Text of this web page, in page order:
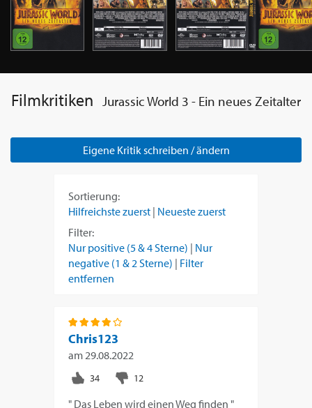
Filmkritiken Jurassic World 3 - Ein neues Zeitalter
Eigene Kritik schreiben / ändern
Sortierung:
Hilfreichste zuerst | Neueste zuerst
Filter:
Nur positive (5 & 4 Sterne) | Nur
negative (1 & 2 Sterne) | Filter
entfernen
Chris123
am 29.08.2022
" Das Leben wird einen Weg finden "